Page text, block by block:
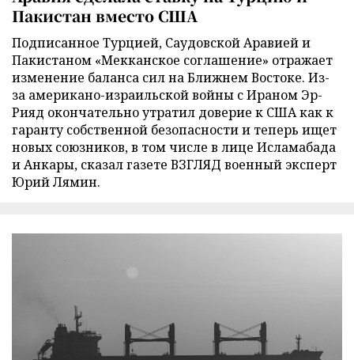
Пакистан вместо США
Подписанное Турцией, Саудовской Аравией и
Пакистаном «Мекканское соглашение» отражает
изменение баланса сил на Ближнем Востоке. Из-
за американо-израильской войны с Ираном Эр-
Рияд окончательно утратил доверие к США как к
гаранту собственной безопасности и теперь ищет
новых союзников, в том числе в лице Исламабада
и Анкары, сказал газете ВЗГЛЯД военный эксперт
Юрий Лямин.